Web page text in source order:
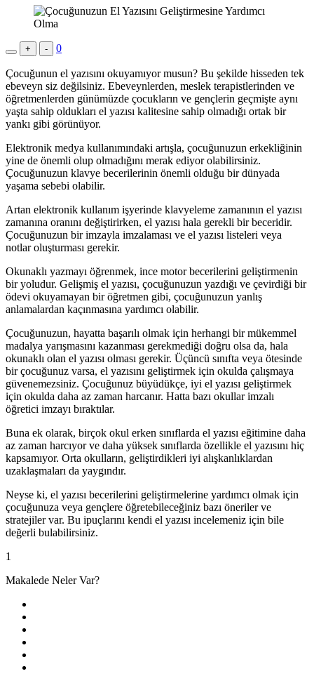
+ - 0
Çocuğunun el yazısını okuyamıyor musun? Bu şekilde hisseden tek
ebeveyn siz değilsiniz. Ebeveynlerden, meslek terapistlerinden ve
öğretmenlerden günümüzde çocukların ve gençlerin geçmişte aynı
yaşta sahip oldukları el yazısı kalitesine sahip olmadığı ortak bir
yankı gibi görünüyor.
Elektronik medya kullanımındaki artışla, çocuğunuzun erkekliğinin
yine de önemli olup olmadığını merak ediyor olabilirsiniz.
Çocuğunuzun klavye becerilerinin önemli olduğu bir dünyada
yaşama sebebi olabilir.
Artan elektronik kullanım işyerinde klavyeleme zamanının el yazısı
zamanına oranını değiştirirken, el yazısı hala gerekli bir beceridir.
Çocuğunuzun bir imzayla imzalaması ve el yazısı listeleri veya
notlar oluşturması gerekir.
Okunaklı yazmayı öğrenmek, ince motor becerilerini geliştirmenin
bir yoludur. Gelişmiş el yazısı, çocuğunuzun yazdığı ve çevirdiği bir
ödevi okuyamayan bir öğretmen gibi, çocuğunuzun yanlış
anlamalardan kaçınmasına yardımcı olabilir.
Çocuğunuzun, hayatta başarılı olmak için herhangi bir mükemmel
madalya yarışmasını kazanması gerekmediği doğru olsa da, hala
okunaklı olan el yazısı olması gerekir. Üçüncü sınıfta veya ötesinde
bir çocuğunuz varsa, el yazısını geliştirmek için okulda çalışmaya
güvenemezsiniz. Çocuğunuz büyüdükçe, iyi el yazısı geliştirmek
için okulda daha az zaman harcanır. Hatta bazı okullar imzalı
öğretici imzayı bıraktılar.
Buna ek olarak, birçok okul erken sınıflarda el yazısı eğitimine daha
az zaman harcıyor ve daha yüksek sınıflarda özellikle el yazısını hiç
kapsamıyor. Orta okulların, geliştirdikleri iyi alışkanlıklardan
uzaklaşmaları da yaygındır.
Neyse ki, el yazısı becerilerini geliştirmelerine yardımcı olmak için
çocuğunuza veya gençlere öğretebileceğiniz bazı öneriler ve
stratejiler var. Bu ipuçlarını kendi el yazısı incelemeniz için bile
değerli bulabilirsiniz.
1
Makalede Neler Var?